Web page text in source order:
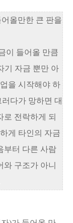
어올만한 큰 판을
이 들어올 만큼
기 자금 뿐만 아
을 시작해야 하
다가 망하면 대
로 전락하게 되
게 타인의 자금
부터 다른 사람
구조가 아니